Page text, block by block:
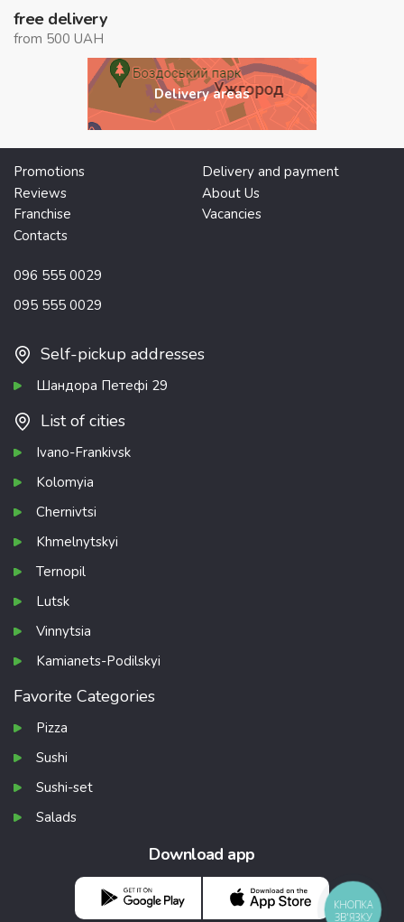
free delivery
from 500 UAH
Delivery areas
Promotions
Delivery and payment
Reviews
About Us
Franchise
Vacancies
Contacts
096 555 0029
095 555 0029
Self-pickup addresses
Шандора Петефі 29
List of cities
Ivano-Frankivsk
Kolomyia
Chernivtsi
Khmelnytskyi
Ternopil
Lutsk
Vinnytsia
Kamianets-Podilskyi
Favorite Categories
Pizza
Sushi
Sushi-set
Salads
Download app
КНОПКА
ЗВ'ЯЗКУ